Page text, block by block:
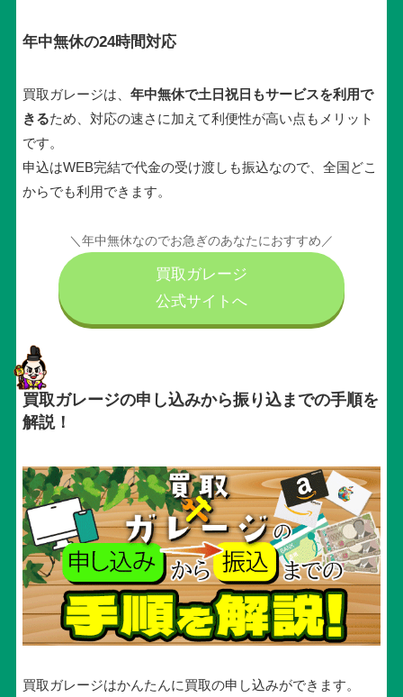
年中無休の24時間対応
買取ガレージは、 年中無休で土日祝日もサービスを利用で
きるため、対応の速さに加えて利便性が高い点もメリット
です。
申込はWEB完結で代金の受け渡しも振込なので、全国どこ
からでも利用できます。
＼年中無休なのでお急ぎのあなたにおすすめ／
買取ガレージ
公式サイトへ
買取ガレージの申し込みから振り込までの手順を
解説！
買取ガレージはかんたんに買取の申し込みができます。